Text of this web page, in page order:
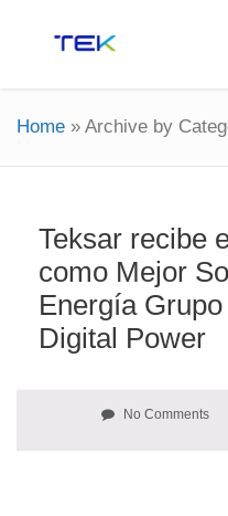
Home » Archive by
Teksar recibe
como Mejor
Energía
Digital Power
No Comments